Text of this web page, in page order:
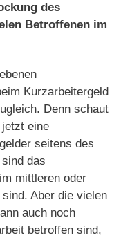
des
Betroffenen im
Kurzarbeitergeld
Denn schaut
eine
seitens des
das
mittleren oder
Aber die vielen
auch noch
betroffen sind,